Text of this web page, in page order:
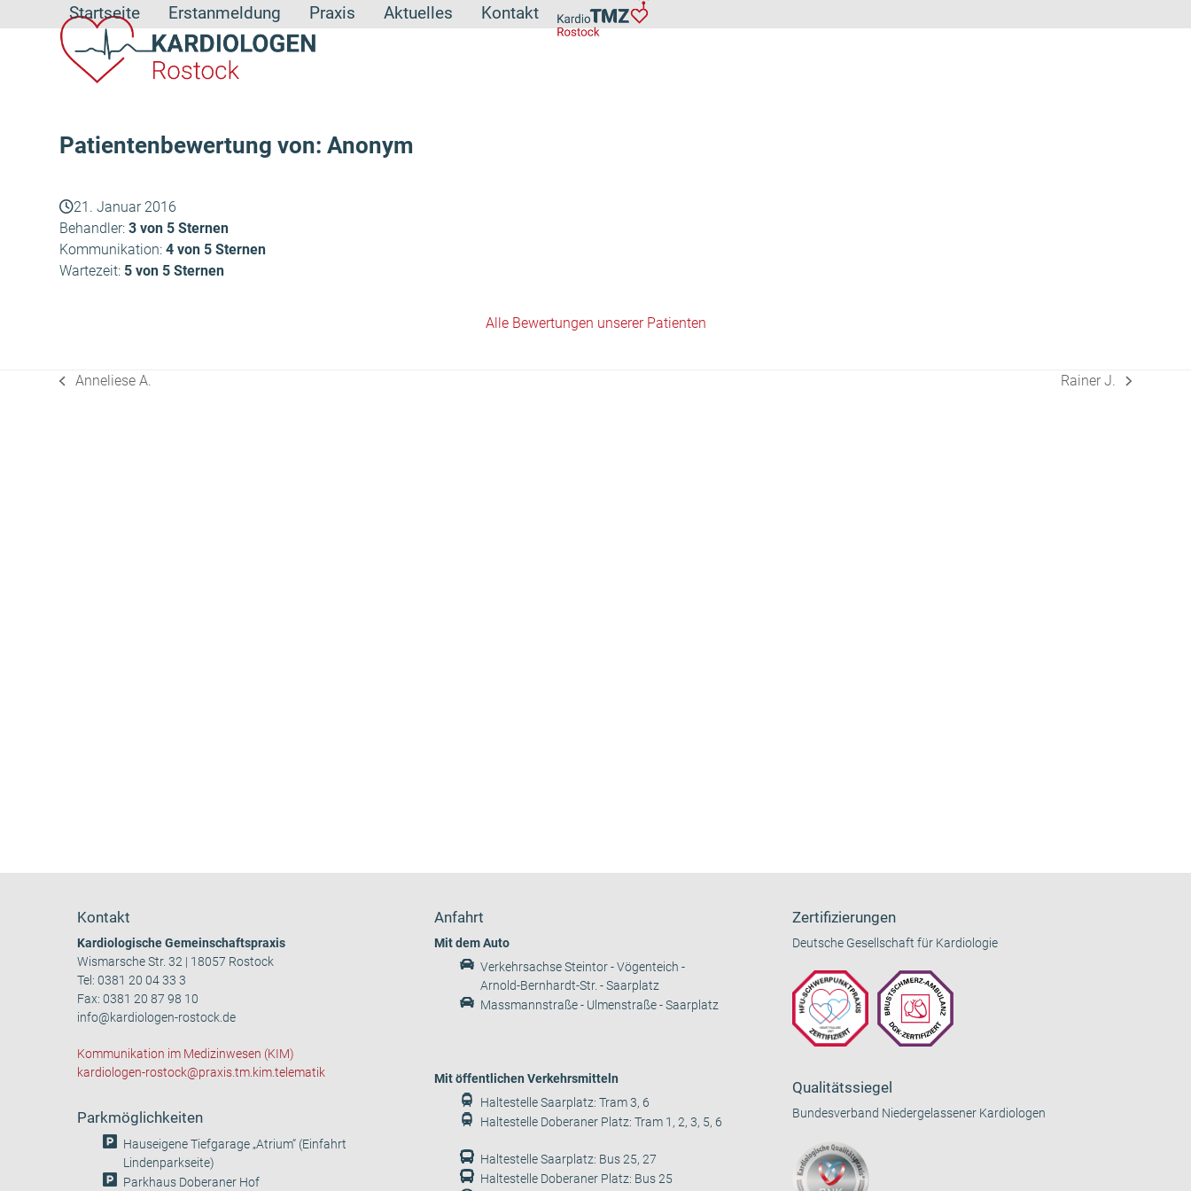
to
Startseite Erstanmeldung Praxis Aktuelles Kontakt
Patientenbewertung von: Anonym
21. Januar 2016
Behandler:3 von 5 Sternen
Kommunikation:4 von 5 Sternen
Wartezeit: 5 von 5 Sternen
Alle Bewertungen unserer Patienten
vorheriger
Anneliese A.
Nächster
Rainer J.
Kontakt
Kardiologische Gemeinschaftspraxis
Wismarsche Str. 32 | 18057 Rostock
Tel:0381 20 04 33 3
Fax: 0381 20 87 98 10
info@kardiologen-rostock.de
Kommunikation im Medizinwesen (KIM)
kardiologen-rostock@praxis.tm.kim.telematik
Parkmöglichkeiten
Hauseigene Tiefgarage „Atrium“ (Einfahrt
Lindenparkseite)
Parkhaus Doberaner Hof
Anfahrt
Mit dem Auto
Verkehrsachse Steintor - Vögenteich -
Arnold-Bernhardt-Str. - Saarplatz
Massmannstraße - Ulmenstraße - Saarplatz
Mit öffentlichen Verkehrsmitteln
Haltestelle Saarplatz: Tram 3, 6
Haltestelle Doberaner Platz: Tram 1, 2, 3, 5, 6
Haltestelle Saarplatz: Bus 25, 27
Haltestelle Doberaner Platz: Bus 25
Zertifizierungen
Deutsche Gesellschaft für Kardiologie
Qualitätssiegel
Bundesverband Niedergelassener Kardiologen